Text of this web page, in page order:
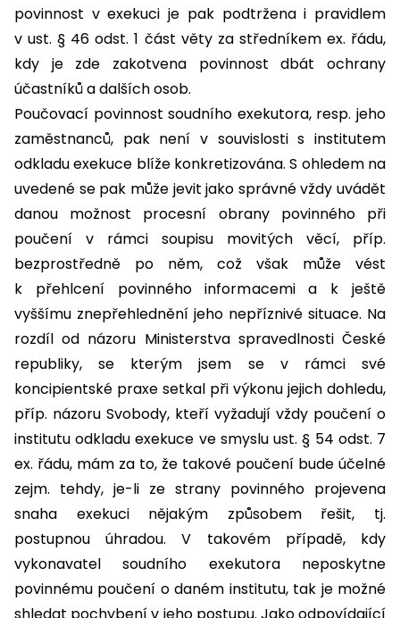
povinnost v exekuci je pak podtržena i pravidlem
v ust. § 46 odst. 1 část věty za středníkem ex. řádu,
kdy je zde zakotvena povinnost dbát ochrany
účastníků a dalších osob.
Poučovací povinnost soudního exekutora, resp. jeho
zaměstnanců, pak není v souvislosti s institutem
odkladu exekuce blíže konkretizována. S ohledem na
uvedené se pak může jevit jako správné vždy uvádět
danou možnost procesní obrany povinného při
poučení v rámci soupisu movitých věcí, příp.
bezprostředně po něm, což však může vést
k přehlcení povinného informacemi a k ještě
vyššímu znepřehlednění jeho nepříznivé situace. Na
rozdíl od názoru Ministerstva spravedlnosti České
republiky, se kterým jsem se v rámci své
koncipientské praxe setkal při výkonu jejich dohledu,
příp. názoru Svobody, kteří vyžadují vždy poučení o
institutu odkladu exekuce ve smyslu ust. § 54 odst. 7
ex. řádu, mám za to, že takové poučení bude účelné
zejm. tehdy, je-li ze strany povinného projevena
snaha exekuci nějakým způsobem řešit, tj.
postupnou úhradou. V takovém případě, kdy
vykonavatel soudního exekutora neposkytne
povinnému poučení o daném institutu, tak je možné
shledat pochybení v jeho postupu. Jako odpovídající